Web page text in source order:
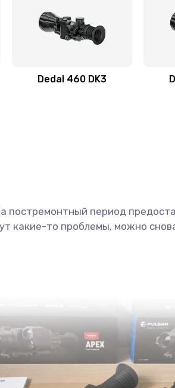
Dedal 460 DK3
постремонтный период
какие-то проблемы, можно